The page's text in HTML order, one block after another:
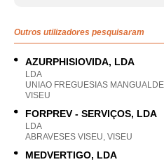
Outros utilizadores pesquisaram
AZURPHISIOVIDA, LDA
LDA
UNIAO FREGUESIAS
VISEU
FORPREV - SERVIÇOS, LDA
LDA
ABRAVESES VISEU, VISEU
MEDVERTIGO, LDA